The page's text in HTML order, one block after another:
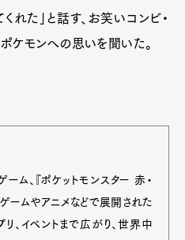
れた」と話す、お笑いコンビ・
ケモンへの思いを聞いた。
ム、『ポケットモンスター 赤・
ームやアニメなどで展開された
、イベントまで広がり、世界中